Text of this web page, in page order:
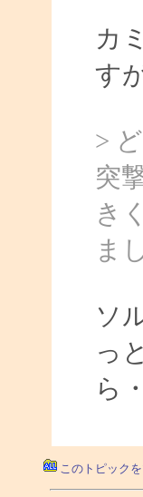
カ
す
>
突
き
ま
ソ
っ
ら
このトピック